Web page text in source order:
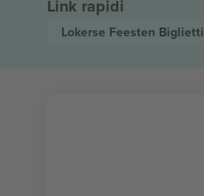
Link rapidi
Lokerse Feesten Biglietti